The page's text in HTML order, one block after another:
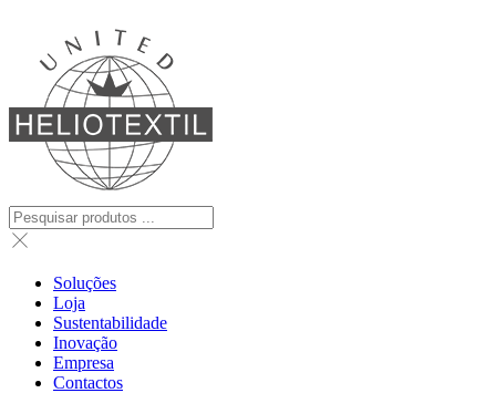
Soluções
Loja
Sustentabilidade
Inovação
Empresa
Contactos